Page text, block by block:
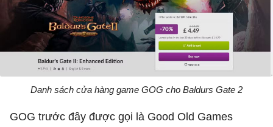
Danh sách cửa hàng game GOG cho Baldurs Gate 2
GOG trước đây được gọi là Good Old Games